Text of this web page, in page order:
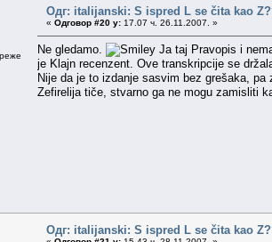
Одг: italijanski: S ispred L se čita kao
« Одговор #20 у: 17.07 ч. 26.11.2007. »
Ne gledamo.
Ja taj Pravopis i
je Klajn recenzent. Ove transkripcije se
Nije da je to izdanje sasvim bez grešaka,
Zefirelija tiče, stvarno ga ne mogu zamisliti
Одг: italijanski: S ispred L se čita kao